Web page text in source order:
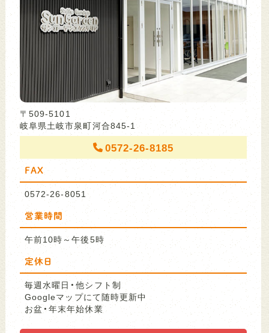
〒509-5101
岐阜県土岐市泉町河合845-1
0572-26-8185
FAX
0572-26-8051
営業時間
午前10時～午後5時
定休日
毎週水曜日・他シフト制
Googleマップにて随時更新中
お盆・年末年始休業